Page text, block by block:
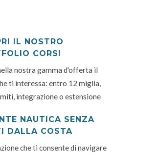
IL NOSTRO
CORSI
nostra gamma d'offerta il
ti interessa: entro 12 miglia,
integrazione o estensione
NAUTICA SENZA
DALLA COSTA
che ti consente di navigare